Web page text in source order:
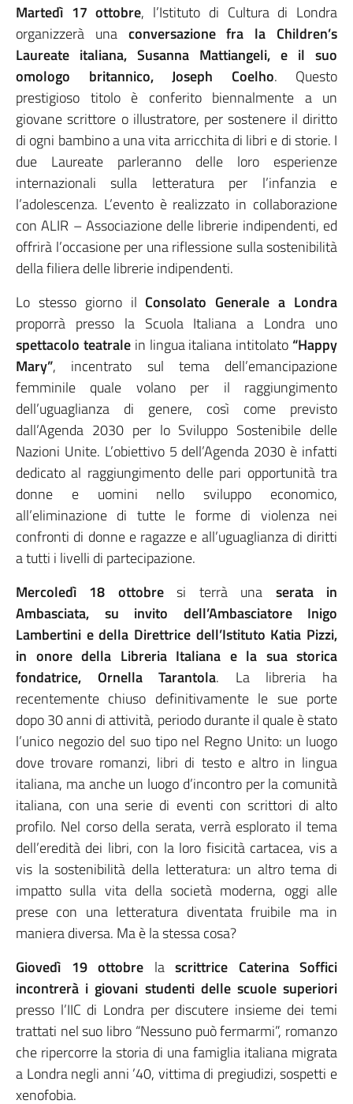
Martedì 17 ottobre, l’Istituto di Cultura di Londra
organizzerà una conversazione fra la Children’s
Laureate italiana, Susanna Mattiangeli, e il suo
omologo britannico, Joseph Coelho. Questo
prestigioso titolo è conferito biennalmente a un
giovane scrittore o illustratore, per sostenere il diritto
di ogni bambino a una vita arricchita di libri e di storie. I
due Laureate parleranno delle loro esperienze
internazionali sulla letteratura per l’infanzia e
l’adolescenza. L’evento è realizzato in collaborazione
con ALIR – Associazione delle librerie indipendenti, ed
offrirà l’occasione per una riflessione sulla sostenibilità
della filiera delle librerie indipendenti.
Lo stesso giorno il Consolato Generale a Londra
proporrà presso la Scuola Italiana a Londra uno
spettacolo teatralein lingua italiana intitolato “Happy
Mary”, incentrato sul tema dell’emancipazione
femminile quale volano per il raggiungimento
dell’uguaglianza di genere, così come previsto
dall’Agenda 2030 per lo Sviluppo Sostenibile delle
Nazioni Unite. L’obiettivo 5 dell’Agenda 2030 è infatti
dedicato al raggiungimento delle pari opportunità tra
donne e uomini nello sviluppo economico,
all’eliminazione di tutte le forme di violenza nei
confronti di donne e ragazze e all’uguaglianza di diritti
a tutti i livelli di partecipazione.
Mercoledì 18 ottobresi terrà una serata in
Ambasciata, su invito dell’Ambasciatore Inigo
Lambertini e della Direttrice dell’Istituto Katia Pizzi,
in onore della Libreria Italiana e la sua storica
fondatrice, Ornella Tarantola. La libreria ha
recentemente chiuso definitivamente le sue porte
dopo 30 anni di attività, periodo durante il quale è stato
l’unico negozio del suo tipo nel Regno Unito: un luogo
dove trovare romanzi, libri di testo e altro in lingua
italiana, ma anche un luogo d’incontro per la comunità
italiana, con una serie di eventi con scrittori di alto
profilo. Nel corso della serata, verrà esplorato il tema
dell’eredità dei libri, con la loro fisicità cartacea, vis a
vis la sostenibilità della letteratura: un altro tema di
impatto sulla vita della società moderna, oggi alle
prese con una letteratura diventata fruibile ma in
maniera diversa. Ma è la stessa cosa?
Giovedì 19 ottobre lascrittrice Caterina Soffici
incontrerà i giovani studenti delle scuole superiori
presso l’IIC di Londra per discutere insieme dei temi
trattati nel suo libro “Nessuno può fermarmi”, romanzo
che ripercorre la storia di una famiglia italiana migrata
a Londra negli anni ’40, vittima di pregiudizi, sospetti e
xenofobia.